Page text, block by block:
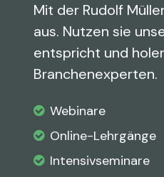
Mit der Rudolf
aus. Nutzen sie
entspricht und
Branchenexperten.
Webinare
Online-Lehrgänge
Intensivseminare